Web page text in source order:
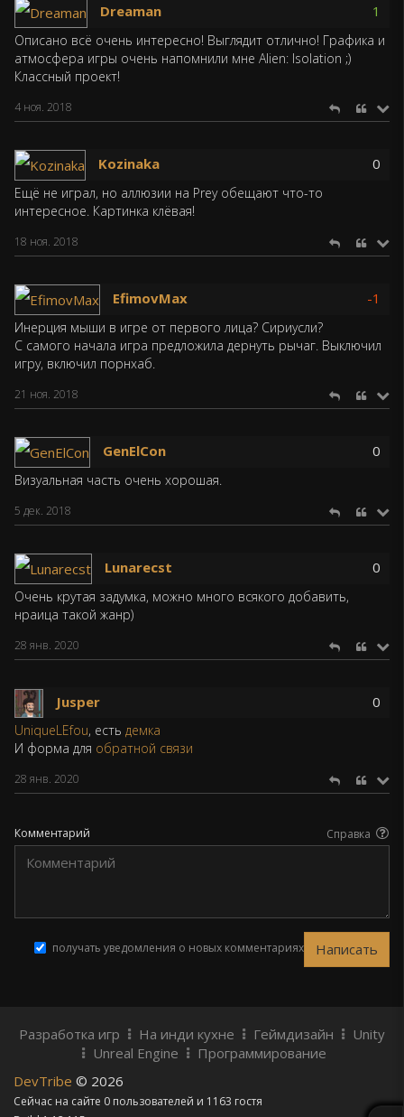
Dreaman 1
Описано всё очень интересно! Выглядит отлично! Графика и
атмосфера игры очень напомнили мне Alien: Isolation ;)
Классный проект!
4 ноя. 2018
Kozinaka 0
Ещё не играл, но аллюзии на Prey обещают что-то
интересное. Картинка клёвая!
18 ноя. 2018
EfimovMax -1
Инерция мыши в игре от первого лица? Сириусли?
С самого начала игра предложила дернуть рычаг. Выключил
игру, включил порнхаб.
21 ноя. 2018
GenElCon 0
Визуальная часть очень хорошая.
5 дек. 2018
Lunarecst 0
Очень крутая задумка, можно много всякого добавить,
нраица такой жанр)
28 янв. 2020
Jusper 0
UniqueLEfou, есть демка
И форма для обратной связи
28 янв. 2020
Комментарий Справка
получать уведомления о новых комментариях
Разработка игр На инди кухне Геймдизайн
Unity
Unreal Engine
Программирование
DevTribe © 2026
Сейчас на сайте 0 пользователей и 1163 гостя